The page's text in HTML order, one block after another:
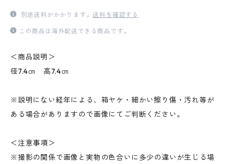
別途送料がかかります。送料を確認する
この商品は海外配送できる商品です。
＜商品説明＞
径7.4㎝ 高7.4㎝
※説明にない経年による、箱ヤケ・細かい擦り傷・汚れ等が
ある場合がありますので画像にてご判断ください。
＜注意事項＞
※撮影の関係で画像と実物の色合いに多少の違いが生じる場